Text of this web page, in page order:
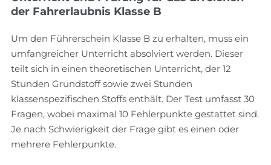
der Fahrerlaubnis Klasse B
Um den Führerschein Klasse B zu erhalten, muss ein
umfangreicher Unterricht absolviert werden. Dieser
teilt sich in einen theoretischen Unterricht, der 12
Stunden Grundstoff sowie zwei Stunden
klassenspezifischen Stoffs enthält. Der Test umfasst 30
Fragen, wobei maximal 10 Fehlerpunkte gestattet sind.
Je nach Schwierigkeit der Frage gibt es einen oder
mehrere Fehlerpunkte.